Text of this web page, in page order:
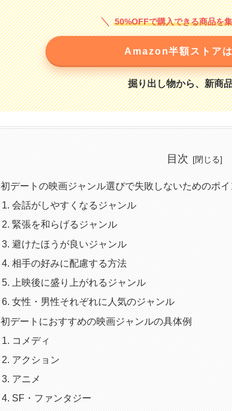
50%OFFで購入できる商品を
Amazon半額ストア
掘り出し物から、新商
目次
初デートの映画ジャンル選びで失敗しないためのポイ
会話がしやすくなるジャンル
緊張を和らげるジャンル
避けたほうが良いジャンル
相手の好みに配慮する方法
上映後に盛り上がれるジャンル
女性・男性それぞれに人気のジャンル
初デートにおすすめの映画ジャンルの具体例
コメディ
アクション
アニメ
SF・ファンタジー